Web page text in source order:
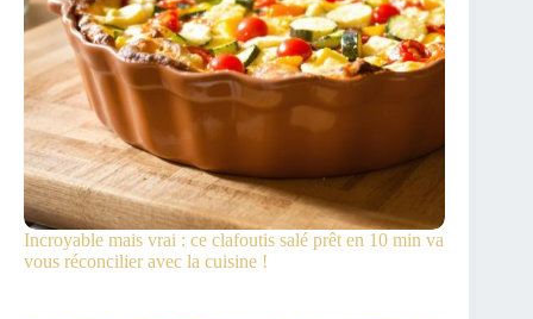
Incroyable mais vrai : ce clafoutis salé prêt en 10 min va
vous réconcilier avec la cuisine !